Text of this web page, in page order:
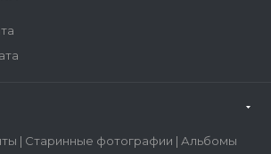
| Старинные фотографии | Альбомы